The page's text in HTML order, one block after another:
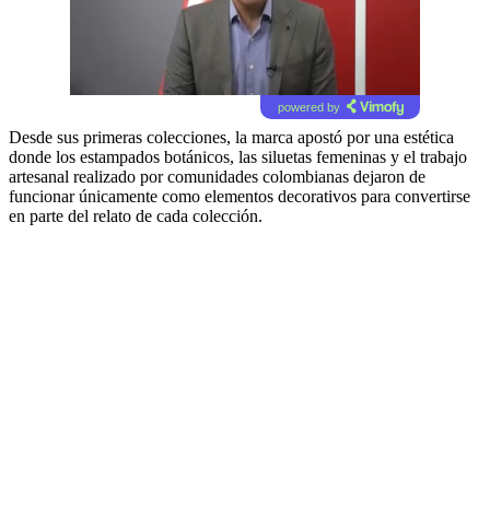
powered by
Desde sus primeras colecciones, la marca apostó por una estética
donde los estampados botánicos, las siluetas femeninas y el trabajo
artesanal realizado por comunidades colombianas dejaron de
funcionar únicamente como elementos decorativos para convertirse
en parte del relato de cada colección.